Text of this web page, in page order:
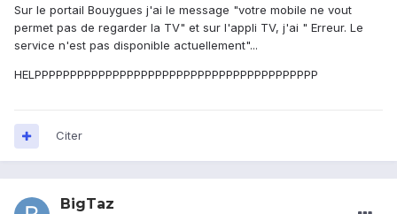
Sur le portail Bouygues j'ai le message "votre mobile ne vout
permet pas de regarder la TV" et sur l'appli TV, j'ai " Erreur. Le
service n'est pas disponible actuellement"...
HELPPPPPPPPPPPPPPPPPPPPPPPPPPPPPPPPPPPPPPPP
Citer
BigTaz